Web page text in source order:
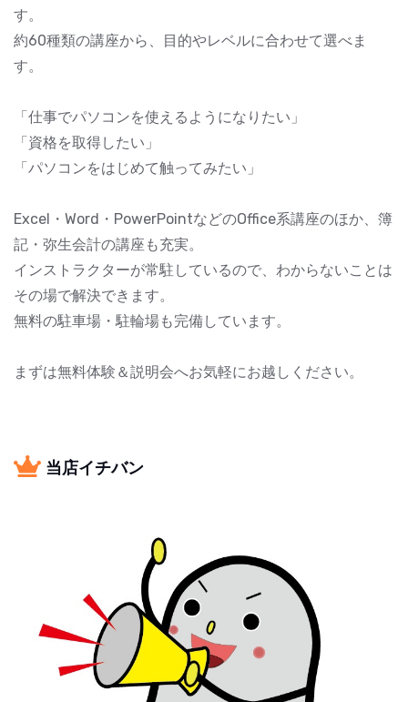
す。
約60種類の講座から、目的やレベルに合わせて選べま
す。
「仕事でパソコンを使えるようになりたい」
「資格を取得したい」
「パソコンをはじめて触ってみたい」
Excel・Word・PowerPointなどのOffice系講座のほか、簿
記・弥生会計の講座も充実。
インストラクターが常駐しているので、わからないことは
その場で解決できます。
無料の駐車場・駐輪場も完備しています。
まずは無料体験＆説明会へお気軽にお越しください。
当店イチバン